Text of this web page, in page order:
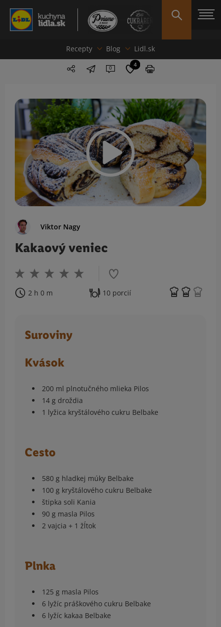
Recepty Blog Lidl.sk
0 4
Viktor Nagy
Kakaový veniec
2 h 0 m 10 porcií
Suroviny
Kvások
200 ml plnotučného mlieka Pilos
14 g droždia
1 lyžica kryštálového cukru Belbake
Cesto
580 g hladkej múky Belbake
100 g kryštálového cukru Belbake
štipka soli Kania
90 g masla Pilos
2 vajcia + 1 žĺtok
Plnka
125 g masla Pilos
6 lyžíc práškového cukru Belbake
6 lyžíc kakaa Belbake